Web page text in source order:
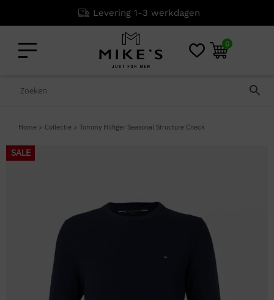
0
Home > Collectie > Tommy Hilfiger Seasonal Structure Cneck
SALE